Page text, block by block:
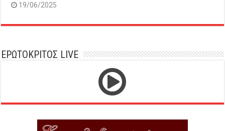
19/06/2025
ΕΡΩΤΟΚΡΙΤΟΣ LIVE